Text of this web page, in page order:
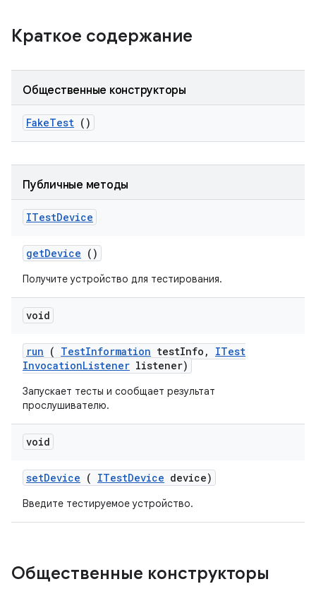
Краткое содержание
Общественные конструкторы
FakeTest ()
Публичные методы
ITestDevice
getDevice ()
Получите устройство для тестирования.
void
run ( TestInformation testInfo ,
ITest
InvocationListener listener)
Запускает тесты и сообщает результат
прослушивателю.
void
setDevice ( ITestDevice device)
Введите тестируемое устройство.
Общественные конструкторы